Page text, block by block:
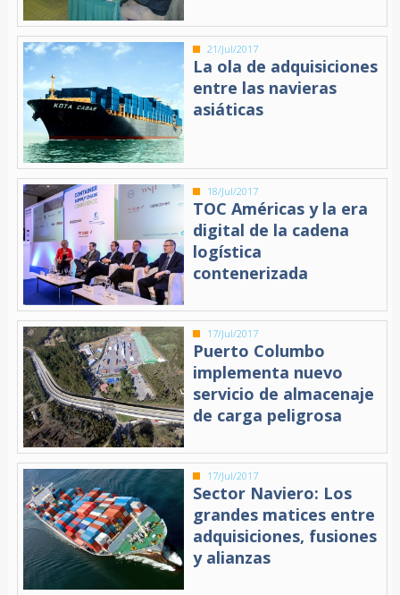
21/Jul/2017
La ola de adquisiciones
entre las navieras
asiáticas
18/Jul/2017
TOC Américas y la era
digital de la cadena
logística
contenerizada
17/Jul/2017
Puerto Columbo
implementa nuevo
servicio de almacenaje
de carga peligrosa
17/Jul/2017
Sector Naviero: Los
grandes matices entre
adquisiciones, fusiones
y alianzas